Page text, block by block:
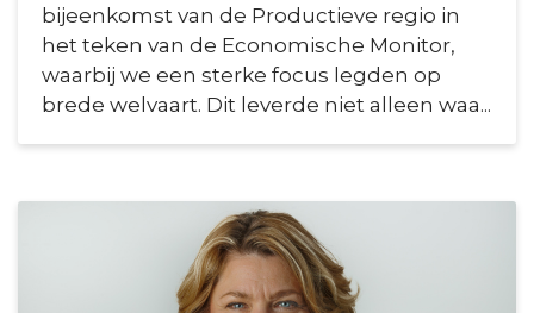
bijeenkomst van de Productieve regio in
het teken van de Economische Monitor,
waarbij we een sterke focus legden op
brede welvaart. Dit leverde niet alleen waa...